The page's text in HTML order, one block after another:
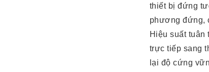
thiết bị đứng
phương đứng,
Hiệu suất tuân
trực tiếp sang
lại độ cứng